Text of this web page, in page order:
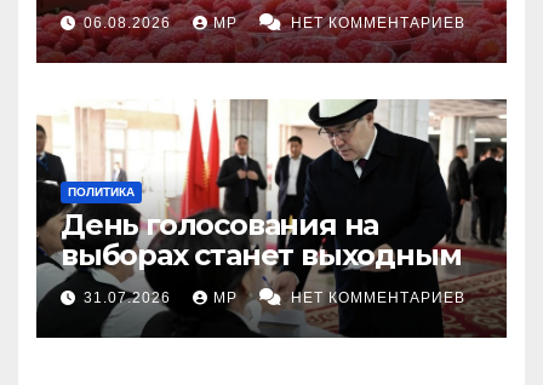
06.08.2026 MP НЕТ КОММЕНТАРИЕВ
ПОЛИТИКА
День голосования на
выборах станет выходным
31.07.2026 MP НЕТ КОММЕНТАРИЕВ